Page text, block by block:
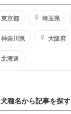
東京都 埼玉県
神奈川県 大阪府
北海道
犬種名から記事を探す